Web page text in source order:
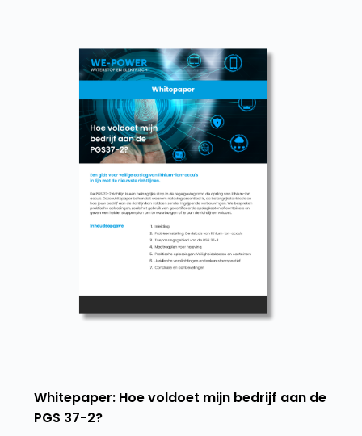
Whitepaper: Hoe voldoet mijn bedrijf aan de
PGS 37-2?